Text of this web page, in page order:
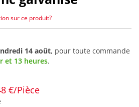
sur ce produit?
14 août, pour toute commande
et 13 heures.
€/Pièce